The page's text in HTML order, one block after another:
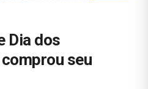
Dia dos
seu